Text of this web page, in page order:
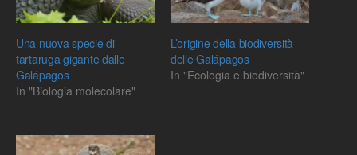
Una nuova specie di
tartaruga gigante dalle
Galápagos
In "Biologia molecolare"
L’origine della biodiversità
delle Galápagos
In "Ecologia e biodiversità"